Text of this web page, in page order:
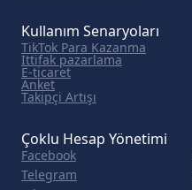
Kullanım Senaryoları
TikTok Para Kazanma
İttifak pazarlama
E-ticaret
Anket
Takipçi Artışı
Çoklu Hesap Yönetimi
Facebook
Telegram